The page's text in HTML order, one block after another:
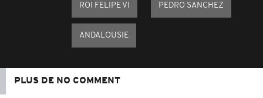
ROI FELIPE VI PEDRO SANCHEZ
ANDALOUSIE
PLUS DE NO COMMENT